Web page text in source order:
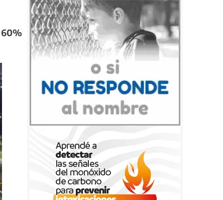
60%